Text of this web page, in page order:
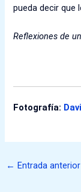
pueda decir que
Reflexiones de
Fotografía:
← Entrada anterior